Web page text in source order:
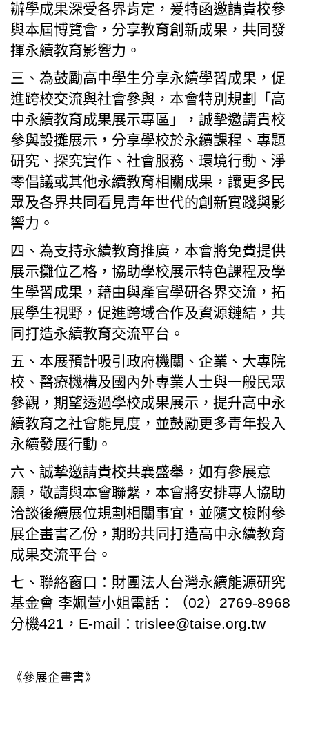
辦學成果深受各界肯定，爰特函邀請貴校參
與本屆博覽會，分享教育創新成果，共同發
揮永續教育影響力。
三、為鼓勵高中學生分享永續學習成果，促
進跨校交流與社會參與，本會特別規劃「高
中永續教育成果展示專區」，誠摯邀請貴校
參與設攤展示，分享學校於永續課程、專題
研究、探究實作、社會服務、環境行動、淨
零倡議或其他永續教育相關成果，讓更多民
眾及各界共同看見青年世代的創新實踐與影
響力。
四、為支持永續教育推廣，本會將免費提供
展示攤位乙格，協助學校展示特色課程及學
生學習成果，藉由與產官學研各界交流，拓
展學生視野，促進跨域合作及資源鏈結，共
同打造永續教育交流平台。
五、本展預計吸引政府機關、企業、大專院
校、醫療機構及國內外專業人士與一般民眾
參觀，期望透過學校成果展示，提升高中永
續教育之社會能見度，並鼓勵更多青年投入
永續發展行動。
六、誠摯邀請貴校共襄盛舉，如有參展意
願，敬請與本會聯繫，本會將安排專人協助
洽談後續展位規劃相關事宜，並隨文檢附參
展企畫書乙份，期盼共同打造高中永續教育
成果交流平台。
七、聯絡窗口：財團法人台灣永續能源研究
基金會 李姵萱小姐電話：（02）2769-8968
分機421，E-mail：trislee@taise.org.tw
《參展企畫書》